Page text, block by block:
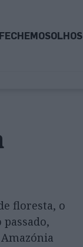
floresta, o